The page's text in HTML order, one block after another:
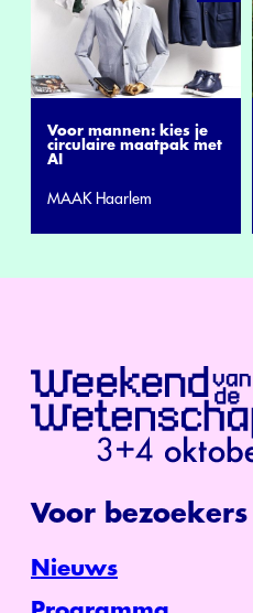
Voor mannen: kies je
circulaire maatpak met
AI
MAAK Haarlem
Voor bezoekers
Nieuws